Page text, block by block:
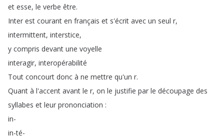
et esse, le verbe être.
Inter est courant en français et s'écrit avec un seul r,
intermittent, interstice,
y compris devant une voyelle
interagir, interopérabilité
Tout concourt donc à ne mettre qu'un r.
Quant à l'accent avant le r, on le justifie par le découpage des
syllabes et leur prononciation :
in-
in-té-